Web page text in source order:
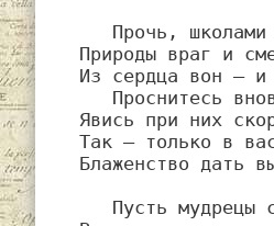
Природы враг и
Из сердца вон —
Явись при них
Так — только в
Блаженство дать